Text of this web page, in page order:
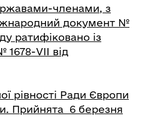
членами, з
документ №
ратифіковано із
1678-VII від
рівності Ради Європи
Прийнята 6 березня